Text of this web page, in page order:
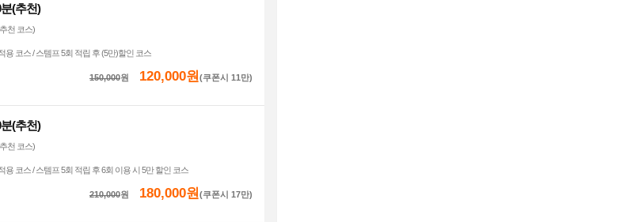
(추천)
천 코스)
용 코스 / 스템프 5회 적립 후 (5만)할인 코스
150,000원 120,000원 (쿠폰시 11만)
(추천)
천 코스)
용 코스 / 스템프 5회 적립 후 6회 이용 시 5만 할인 코스
210,000원 180,000원 (쿠폰시 17만)